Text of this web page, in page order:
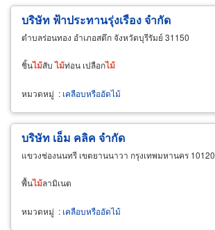
บริษัท ฟ้าประทานรุ่งเรือง จำกัด
ตำบลร่อนทอง อำเภอสตึก จังหวัดบุรีรัมย์ 31150
ชิ้นไม้สับไม้ท่อน เปลือกไม้
หมวดหมู่ : เคลือบหรืออัดไม้
บริษัท เอ็ม คลิค จำกัด
แขวงช่องนนทรี เขตยานนาวา กรุงเทพมหานคร 10120
พื้นไม้ลามิเนต
หมวดหมู่ : เคลือบหรืออัดไม้